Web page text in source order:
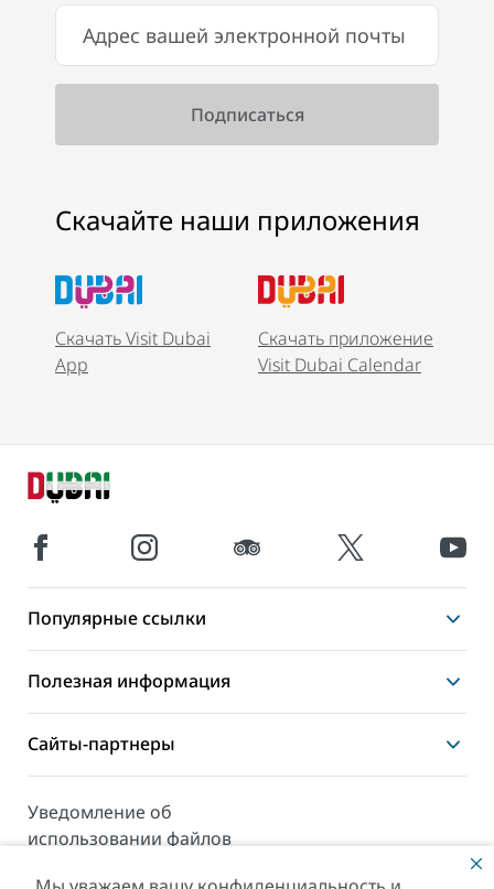
Скачайте наши приложения
Скачать Visit Dubai
App
Скачать приложение
Visit Dubai Calendar
Популярные ссылки
Полезная информация
Сайты-партнеры
Уведомление об
использовании файлов